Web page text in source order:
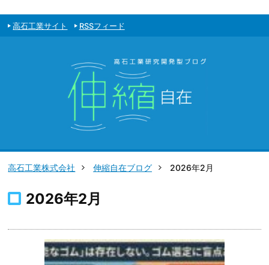
高石工業サイト RSSフィード
高石工業株式会社 伸縮自在ブログ 2026年2月
2026年2月